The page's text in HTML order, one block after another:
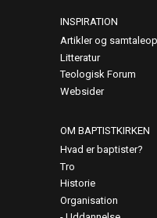
INSPIRATION
Artikler og
Litteratur
Teologisk Forum
Websider
OM BAPTISTKIRKEN
Hvad er baptister?
Tro
Historie
Organisation